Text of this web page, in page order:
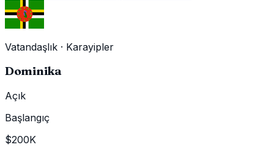
Vatandaşlık · Karayipler
Dominika
Açık
Başlangıç
$200K